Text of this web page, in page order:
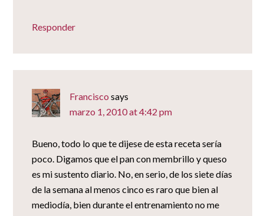
Responder
Francisco says
marzo 1, 2010 at 4:42 pm
Bueno, todo lo que te dijese de esta receta sería
poco. Digamos que el pan con membrillo y queso
es mi sustento diario. No, en serio, de los siete días
de la semana al menos cinco es raro que bien al
mediodía, bien durante el entrenamiento no me